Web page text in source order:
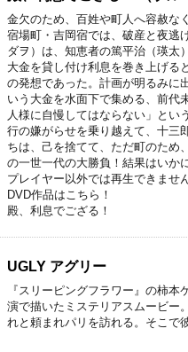
金欠のため、百姓や町人へ容赦な
宿場町・吉岡宿では、破産と夜逃
ダヲ）は、知恵者の篤平治（瑛太
大金を貸し付け利息を巻き上げる
の発想であった。計画が明るみに
いう大金を水面下で集める、前代
人様に自慢してはならない」とい
行の嫌がらせを乗り越えて、十三
ちは、己を捨てて、ただ町のため
の一世一代の大勝負！結果はい
プレイヤー以外では再生できませ
DVD作品はこちら！
殿、利息でござる！
UGLY アグリー
『スリーピングフラワー』の柿
演で描いたミステリアスムービー
れと頼まれパリを訪れる。そこで